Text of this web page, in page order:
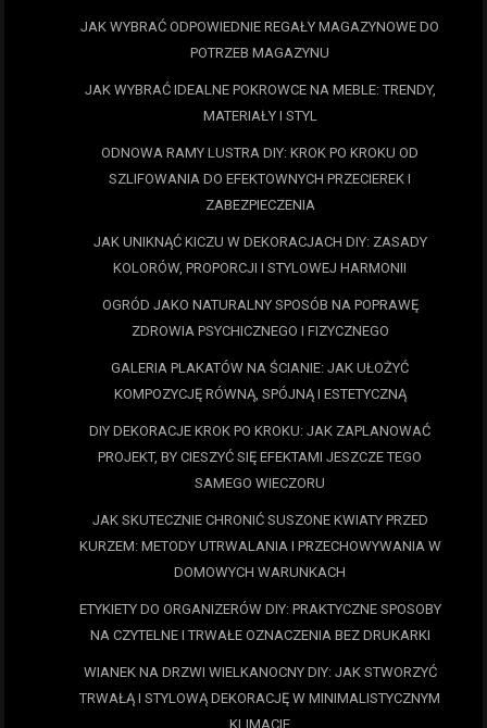
JAK WYBRAĆ ODPOWIEDNIE REGAŁY MAGAZYNOWE DO
POTRZEB MAGAZYNU
JAK WYBRAĆ IDEALNE POKROWCE NA MEBLE: TRENDY,
MATERIAŁY I STYL
ODNOWA RAMY LUSTRA DIY: KROK PO KROKU OD
SZLIFOWANIA DO EFEKTOWNYCH PRZECIEREK I
ZABEZPIECZENIA
JAK UNIKNĄĆ KICZU W DEKORACJACH DIY: ZASADY
KOLORÓW, PROPORCJI I STYLOWEJ HARMONII
OGRÓD JAKO NATURALNY SPOSÓB NA POPRAWĘ
ZDROWIA PSYCHICZNEGO I FIZYCZNEGO
GALERIA PLAKATÓW NA ŚCIANIE: JAK UŁOŻYĆ
KOMPOZYCJĘ RÓWNĄ, SPÓJNĄ I ESTETYCZNĄ
DIY DEKORACJE KROK PO KROKU: JAK ZAPLANOWAĆ
PROJEKT, BY CIESZYĆ SIĘ EFEKTAMI JESZCZE TEGO
SAMEGO WIECZORU
JAK SKUTECZNIE CHRONIĆ SUSZONE KWIATY PRZED
KURZEM: METODY UTRWALANIA I PRZECHOWYWANIA W
DOMOWYCH WARUNKACH
ETYKIETY DO ORGANIZERÓW DIY: PRAKTYCZNE SPOSOBY
NA CZYTELNE I TRWAŁE OZNACZENIA BEZ DRUKARKI
WIANEK NA DRZWI WIELKANOCNY DIY: JAK STWORZYĆ
TRWAŁĄ I STYLOWĄ DEKORACJĘ W MINIMALISTYCZNYM
KLIMACIE